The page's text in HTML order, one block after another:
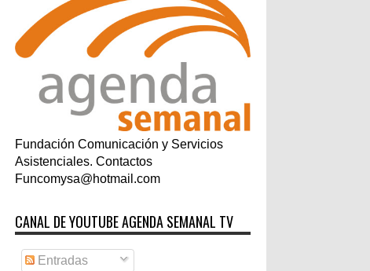
Fundación Comunicación y Servicios
Asistenciales. Contactos
Funcomysa@hotmail.com
CANAL DE YOUTUBE AGENDA SEMANAL TV
Entradas